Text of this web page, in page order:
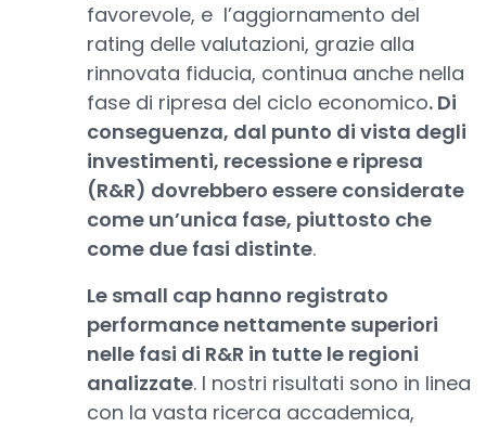
favorevole, e l’aggiornamento del
rating delle valutazioni, grazie alla
rinnovata fiducia, continua anche nella
fase di ripresa del ciclo economico. Di
conseguenza, dal punto di vista degli
investimenti, recessione e ripresa
(R&R) dovrebbero essere considerate
come un’unica fase, piuttosto che
come due fasi distinte.
Le small cap hanno registrato
performance nettamente superiori
nelle fasi di R&R in tutte le regioni
analizzate. I nostri risultati sono in linea
con la vasta ricerca accademica,